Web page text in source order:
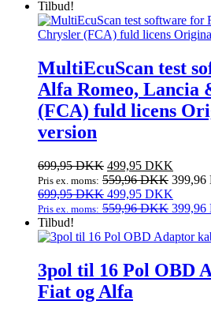
Tilbud!
MultiEcuScan test
Alfa Romeo, Lancia
(FCA) fuld licens
version
699,95DKK Den
oprindelige
pris
var:
499,95 DKK
aktuelle
er:
Pris ex. moms: 559,96DKK 399,96
699,95DKK Den
oprindelige
var:
499,95 DKK
aktuelle
er:
Pris ex. moms: 559,96DKK 399,96
Tilbud!
3pol til 16 Pol OBD
Fiat og Alfa